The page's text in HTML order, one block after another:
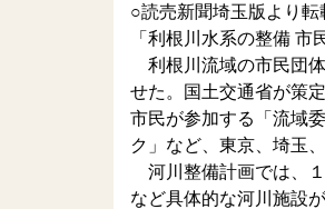
○読売新聞埼玉版より転
「利根川水系の整備 市
利根川流域の市民団
せた。国土交通省が策
市民が参加する「流域
ク」など、東京、埼玉
河川整備計画では、
など具体的な河川施設